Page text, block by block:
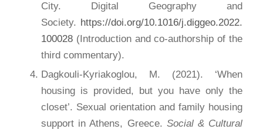
City. Digital Geography and
Society. https://doi.org/10.1016/j.diggeo.2022.
100028 (Introduction and co-authorship of the
third commentary).
Dagkouli-Kyriakoglou, M. (2021). ‘When
housing is provided, but you have only the
closet’. Sexual orientation and family housing
support in Athens, Greece. Social & Cultural